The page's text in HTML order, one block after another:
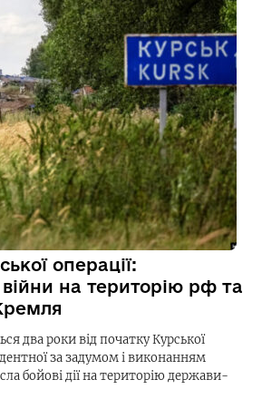
операції:
на територію рф та
два роки від початку Курської
за задумом і виконанням
бойові дії на територію держави-